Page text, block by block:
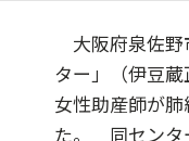
大阪府泉佐野
ター」（伊豆
女性助産師が
た。 同センタ